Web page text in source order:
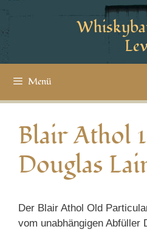
Menü
Blair Athol
Douglas
Der Blair Athol Old
vom unabhängigen Abfüller